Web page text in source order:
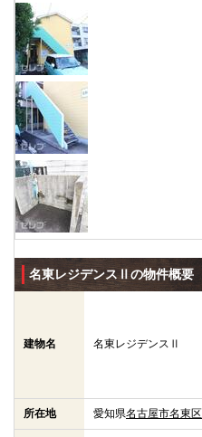
名東レジデンスⅡの物件概要
建物名 名東レジデンスⅡ
所在地 愛知県名古屋市名東区